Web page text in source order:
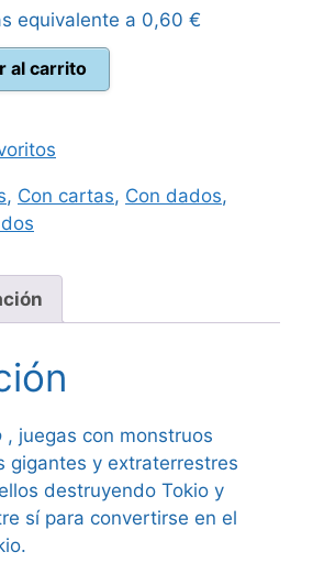
€.
es:
equivalente a 0,60 €
al carrito
, Con cartas, Con dados,
, juegas con monstruos
gigantes y extraterrestres
destruyendo Tokio y
sí para convertirse en el